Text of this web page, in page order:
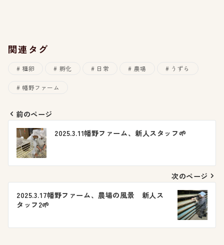
関連タグ
種卵 孵化 日常 農場 うずら
幡野ファーム
投
稿
ビ
前のページ
2025.3.11幡野ファーム、新人スタッフ🌱
次のページ
2025.3.17幡野ファーム、農場の風景 新人ス
タッフ2🌱